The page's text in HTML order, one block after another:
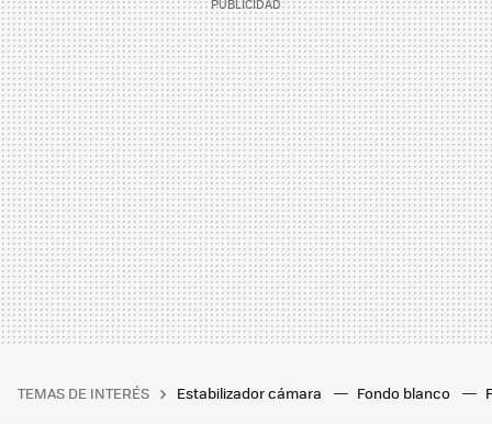
TEMAS DE INTERÉS Estabilizador cámara Fondo blanco